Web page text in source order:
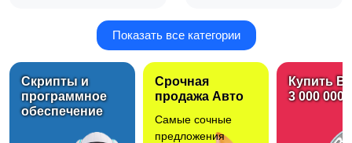
Кабели и адаптеры
Картриджи
Показать все категории
Скрипты и
программное
обеспечение
Срочная
продажа Авто
Самые сочные
предложения
Купить
3 000 000